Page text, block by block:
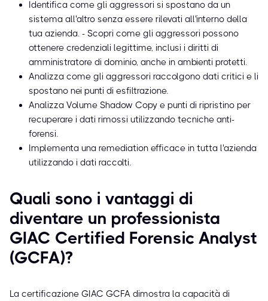
Identifica come gli aggressori si spostano da un
sistema all'altro senza essere rilevati all'interno della
tua azienda. - Scopri come gli aggressori possono
ottenere credenziali legittime, inclusi i diritti di
amministratore di dominio, anche in ambienti protetti.
Analizza come gli aggressori raccolgono dati critici e li
spostano nei punti di esfiltrazione.
Analizza Volume Shadow Copy e punti di ripristino per
recuperare i dati rimossi utilizzando tecniche anti-
forensi.
Implementa una remediation efficace in tutta l'azienda
utilizzando i dati raccolti.
Quali sono i vantaggi di
diventare un professionista
GIAC Certified Forensic Analyst
(GCFA)?
La certificazione GIAC GCFA dimostra la capacità di